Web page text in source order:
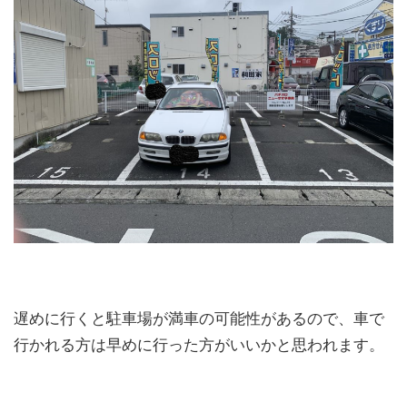
遅めに行くと駐車場が満車の可能性があるので、車で
行かれる方は早めに行った方がいいかと思われます。